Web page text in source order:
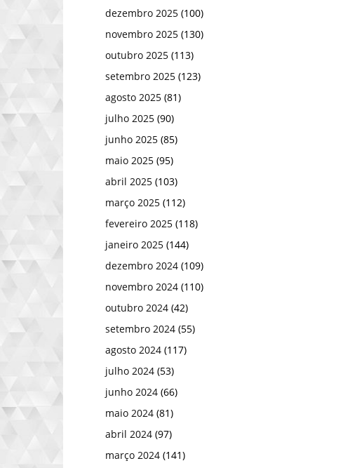
dezembro 2025 (100)
novembro 2025 (130)
outubro 2025 (113)
setembro 2025 (123)
agosto 2025 (81)
julho 2025 (90)
junho 2025 (85)
maio 2025 (95)
abril 2025 (103)
março 2025 (112)
fevereiro 2025 (118)
janeiro 2025 (144)
dezembro 2024 (109)
novembro 2024 (110)
outubro 2024 (42)
setembro 2024 (55)
agosto 2024 (117)
julho 2024 (53)
junho 2024 (66)
maio 2024 (81)
abril 2024 (97)
março 2024 (141)